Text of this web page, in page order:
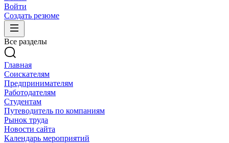
Войти
Создать резюме
Все разделы
Главная
Соискателям
Предпринимателям
Работодателям
Студентам
Путеводитель по компаниям
Рынок труда
Новости сайта
Календарь мероприятий